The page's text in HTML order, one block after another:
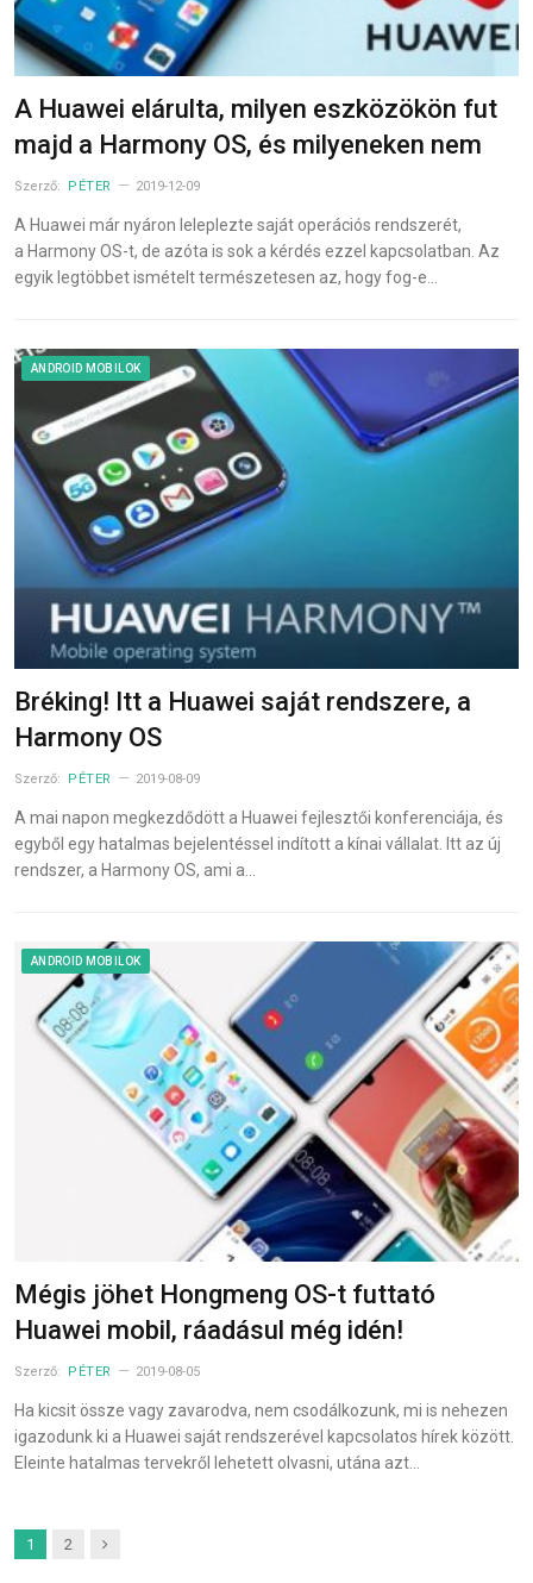
A Huawei elárulta, milyen eszközökön fut
majd a Harmony OS, és milyeneken nem
Szerző: PÉTER 2019-12-09
A Huawei már nyáron leleplezte saját operációs rendszerét,
a Harmony OS-t, de azóta is sok a kérdés ezzel kapcsolatban. Az
egyik legtöbbet ismételt természetesen az, hogy fog-e…
ANDROID MOBILOK
Bréking! Itt a Huawei saját rendszere, a
Harmony OS
Szerző: PÉTER 2019-08-09
A mai napon megkezdődött a Huawei fejlesztői konferenciája, és
egyből egy hatalmas bejelentéssel indított a kínai vállalat. Itt az új
rendszer, a Harmony OS, ami a…
ANDROID MOBILOK
Mégis jöhet Hongmeng OS-t futtató
Huawei mobil, ráadásul még idén!
Szerző: PÉTER 2019-08-05
Ha kicsit össze vagy zavarodva, nem csodálkozunk, mi is nehezen
igazodunk ki a Huawei saját rendszerével kapcsolatos hírek között.
Eleinte hatalmas tervekről lehetett olvasni, utána azt…
1 2 Next